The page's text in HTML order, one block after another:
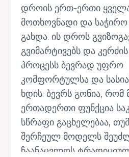
დროის ერთ-ერთი
მოთხოვნადი და საჭირო
გახდა. ის დროს
გვიმარტივებს და
პროცესს ბევრად უფრო
კომფორტულსა და
ხდის. ბევრს გონია, რომ
ერთადერთი ფუნქცია
სწრაფი გაცხელებაა,
შერჩეულ მოდელს
ჩაანაცვლოს